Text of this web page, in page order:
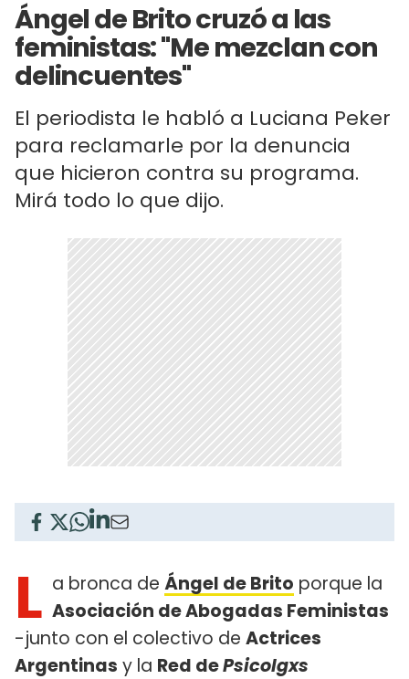
Ángel de Brito cruzó a las
feministas: "Me mezclan con
delincuentes"
El periodista le habló a Luciana Peker
para reclamarle por la denuncia
que hicieron contra su programa.
Mirá todo lo que dijo.
L a bronca de Ángel de Brito porque la
Asociación de Abogadas Feministas
-junto con el colectivo de Actrices
Argentinas y la Red dePsicolgxs